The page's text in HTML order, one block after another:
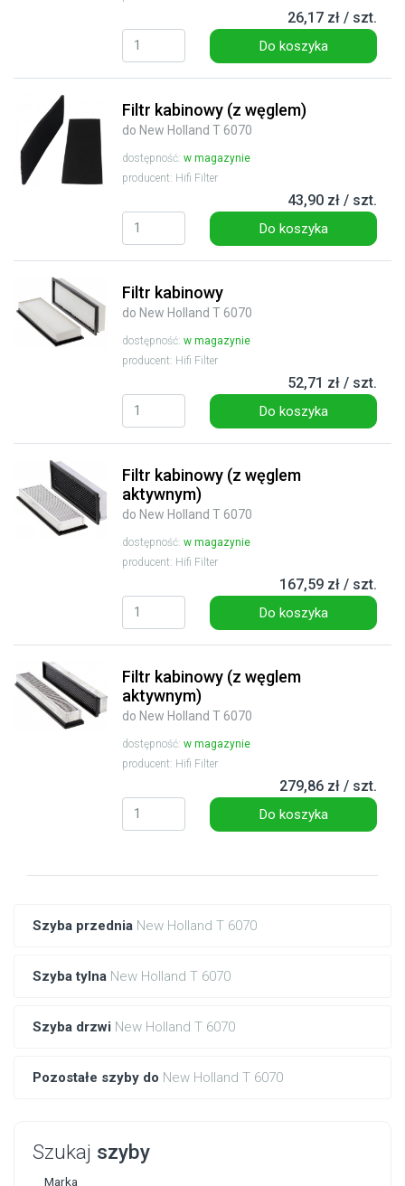
Szyba przednia New Holland T 6070
Szyba tylna New Holland T 6070
Szyba drzwi New Holland T 6070
Pozostałe szyby do New Holland T 6070
Szukaj szyby
Marka
26,17 zł / szt.
Do koszyka
Filtr kabinowy (z węglem)
do New Holland T 6070
dostępność: w magazynie
producent: Hifi Filter
43,90 zł / szt.
Do koszyka
Filtr kabinowy
do New Holland T 6070
dostępność: w magazynie
producent: Hifi Filter
52,71 zł / szt.
Do koszyka
Filtr kabinowy (z węglem
aktywnym)
do New Holland T 6070
dostępność: w magazynie
producent: Hifi Filter
167,59 zł / szt.
Do koszyka
Filtr kabinowy (z węglem
aktywnym)
do New Holland T 6070
dostępność: w magazynie
producent: Hifi Filter
279,86 zł / szt.
Do koszyka